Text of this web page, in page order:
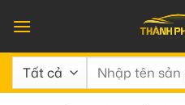
qua
nội
dung
Tìm